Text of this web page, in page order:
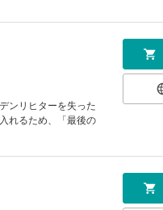
ンリヒターを失った
れるため、「最後の